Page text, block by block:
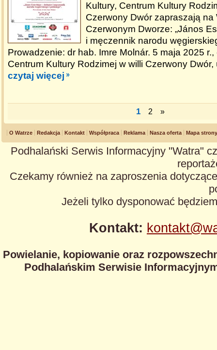
Kultury, Centrum Kultury
Czerwony Dwór zapraszają na
Czerwonym Dworze: „János
i męczennik narodu
Prowadzenie: dr hab. Imre Molnár. 5 maja 2025
Centrum Kultury Rodzimej w willi Czerwony
czytaj więcej
1 2 »
O Watrze Redakcja Kontakt Współpraca Reklama Nasza oferta Mapa strony
Podhalański Serwis Informacyjny "Watra"
Czekamy również na zaproszenia
Jeżeli tylko dysponować
Kontakt:
Powielanie, kopiowanie oraz
Podhalańskim Serwisie